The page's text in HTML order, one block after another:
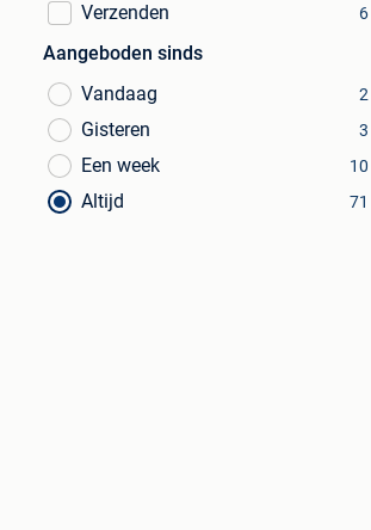
Verzenden 6
Aangeboden sinds
Vandaag
2
Gisteren 3
Een week 10
Altijd 71